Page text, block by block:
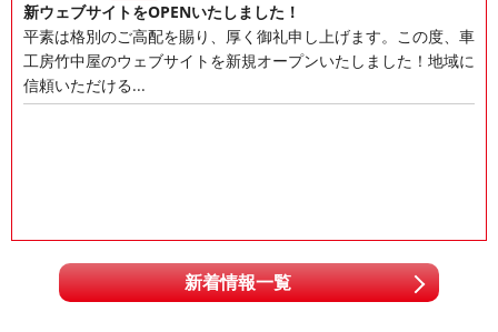
新ウェブサイトをOPENいたしました！
平素は格別のご高配を賜り、厚く御礼申し上げます。この度、車
工房竹中屋のウェブサイトを新規オープンいたしました！地域に
信頼いただける...
新着情報一覧